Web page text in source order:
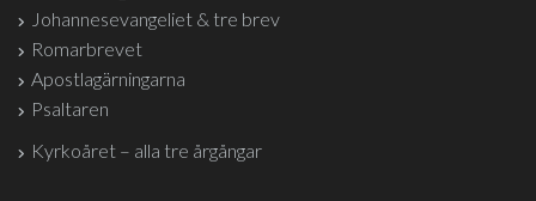
Johannesevangeliet & tre brev
Romarbrevet
Apostlagärningarna
Psaltaren
Kyrkoåret – alla tre årgångar